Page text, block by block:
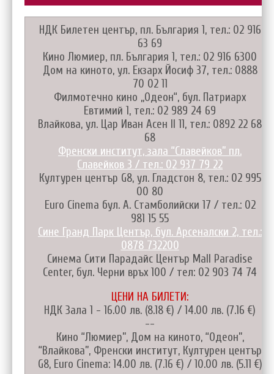
НДК Билетен център, пл. България 1, тел.: 02 916
63 69
Кино Люмиер, пл. България 1, тел.: 02 916 6300
Дом на киното, ул. Екзарх Йосиф 37, тел.: 0888
70 02 11
Филмотечно кино „Одеон“, бул. Патриарх
Евтимий 1, тел.: 02 989 24 69
Влайкова, ул. Цар Иван Асен II 11, тел.: 0892 22 68
68
Френски институт, зала “Славейков” пл.
Славейков 3 / тел.: 02 937 79 22
Културен център G8, ул. Гладстон 8, тел.: 02 995
00 80
Euro Cinema бул. А. Стамболийски 17 / тел.: 02
981 15 55
Сине Гранд Парк Център, бул. Арсеналски 2, тел.:
0878 732200
Синема Сити Парадайс Център Mall Paradise
Center, бул. Черни връх 100 / тел: 02 903 74 74
ЦЕНИ НА БИЛЕТИ:
НДК Зала 1 - 16.00 лв. (8.18 €) / 14.00 лв. (7.16 €)
--
Кино “Люмиер”, Дом на киното, “Одеон”,
“Влайкова”, Френски институт, Културен център
G8, Euro Cinema: 14.00 лв. (7.16 €) / 10.00 лв. (5.11 €)